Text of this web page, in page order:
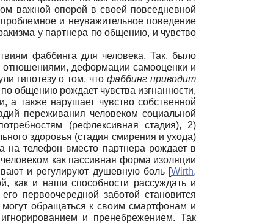
важной опорой в своей повседневной
и неуважительное поведение
у партнера по общению, и чувство
фаббинга для человека. Так, было
отношениями, деформации самооценки и
гипотезу о том, чтофаббинг приводит
общению рождает чувства изгнанности,
а также нарушает чувство собственной
переживания человеком социальной
(рефлексивная стадия), 2)
здоровья (стадия смирения и ухода)
на телефон вместо партнера рождает в
как пассивная форма изоляции
и регулируют душевную боль [Wirth,
как и наши способности рассуждать и
первоочередной заботой становится
могут обращаться к своим смартфонам и
и пренебрежением. Так